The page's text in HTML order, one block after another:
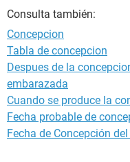
GLOSARIO
Consulta también:
Concepcion
Tabla de concepcion
Despues de la
embarazada
Cuando se produce la
Fecha probable de
Fecha de Concepción